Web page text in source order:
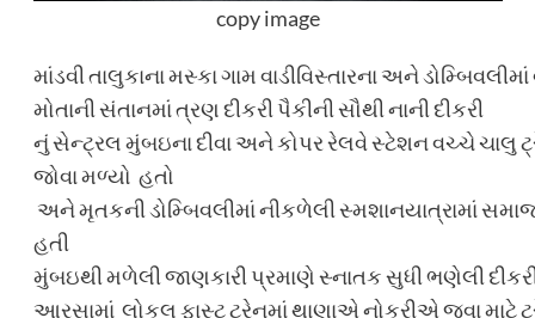
copy image
માંડવી તાલુકાના મસ્કા ગામ વાડીવિસ્તારના અને
મોતાની સંતાનમાં ત્રણ દીકરી પૈકીની સૌથી નાની દીકરી
નું સેન્ટ્રલ મુંબઇના દીવા અને કોપર રેલવે સ્ટેશન વચ્ચે ચાલુ
જોવા મળ્યો હતો
અને મૃતકની ડોમ્બિવલીમાં નીકળેલી સ્મશાનયાત્રામાં
હતી
મુંબઇથી મળેલી જાણકારી પ્રમાણે સ્નાતક સુધી ભણેલી
આરસામાં લોકલ ફાસ્ટ ટ્રેનમાં થાણાએ નોકરીએ જવા માટે